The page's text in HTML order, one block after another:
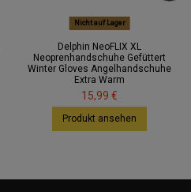
Nicht auf Lager
Delphin NeoFLIX XL
Neoprenhandschuhe Gefüttert
Winter Gloves Angelhandschuhe
Extra Warm
15,99 €
Produkt ansehen